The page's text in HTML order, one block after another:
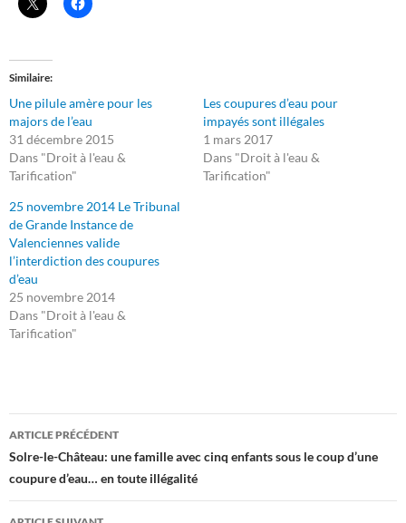
Similaire
Une pilule amère pour les
majors de l’eau
31 décembre 2015
Dans "Droit à l'eau &
Tarification"
Les coupures d’eau pour
impayés sont illégales
1 mars 2017
Dans "Droit à l'eau &
Tarification"
25 novembre 2014 Le Tribunal
de Grande Instance de
Valenciennes valide
l’interdiction des coupures
d’eau
25 novembre 2014
Dans "Droit à l'eau &
Tarification"
Navigation
des
articles
ARTICLE PRÉCÉDENT
Solre-le-Château: une famille avec cinq enfants sous le coup d’une
coupure d’eau… en toute illégalité